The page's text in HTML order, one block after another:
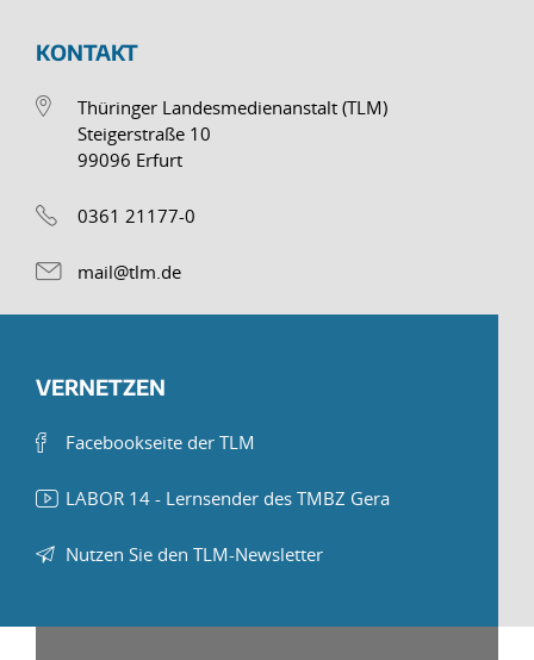
KONTAKT
Thüringer Landesmedienanstalt (TLM)
Steigerstraße 10
99096 Erfurt
0361 21177-0
mail@tlm.de
VERNETZEN
Facebookseite der TLM
LABOR 14 - Lernsender des TMBZ Gera
Nutzen Sie den TLM-Newsletter